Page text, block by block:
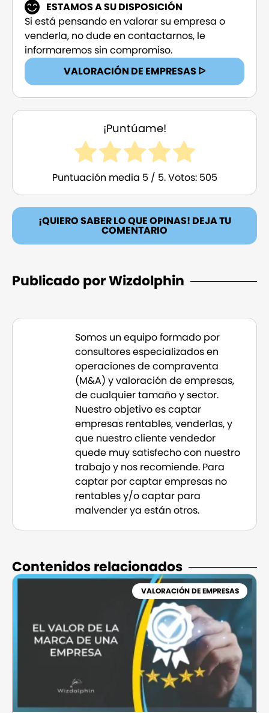
ESTAMOS A SU DISPOSICIÓN
Si está pensando en valorar su empresa o
venderla, no dude en contactarnos, le
informaremos sin compromiso.
VALORACIÓN DE EMPRESAS ᐅ
¡Puntúame!
Puntuación media 5 / 5. Votos: 505
¡QUIERO SABER LO QUE OPINAS! DEJA TU
COMENTARIO
Publicado por Wizdolphin
Somos un equipo formado por
consultores especializados en
operaciones de compraventa
(M&A) y valoración de empresas,
de cualquier tamaño y sector.
Nuestro objetivo es captar
empresas rentables, venderlas, y
que nuestro cliente vendedor
quede muy satisfecho con nuestro
trabajo y nos recomiende. Para
captar por captar empresas no
rentables y/o captar para
malvender ya están otros.
Contenidos relacionados​
VALORACIÓN DE EMPRESAS